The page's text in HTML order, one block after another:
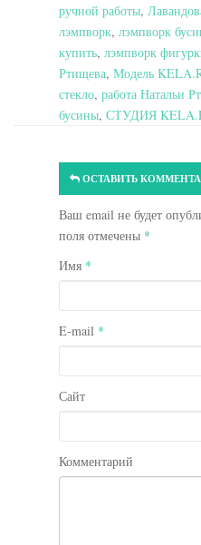
ручной работы,
лэмпворк, лэмпворк
купить, лэмпворк
Ртищева, Модель
стекло, работа Натальи
бусины, СТУДИЯ
ОСТАВИТЬ
Ваш email не будет
поля отмечены *
Имя *
E-mail *
Сайт
Комментарий